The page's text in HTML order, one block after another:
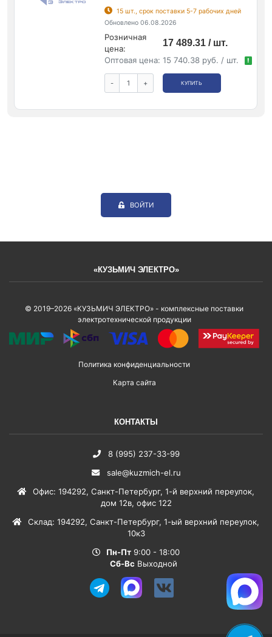
15 шт., срок поставки 5-7 рабочих дней
Обновлено 06.08.2026
Розничная
цена:
17 489.31 / шт.
Оптовая цена: 15 740.38 руб. / шт. !
- + КУПИТЬ
ВОЙТИ
«КУЗЬМИЧ ЭЛЕКТРО»
© 2019–2026 «КУЗЬМИЧ ЭЛЕКТРО» - комплексные поставки
электротехнической продукции
Политика конфиденциальности
Карта сайта
КОНТАКТЫ
8 (995) 237-33-99
sale@kuzmich-el.ru
Офис: 194292, Санкт-Петербург, 1-й верхний переулок,
дом 12в, офис 122
Склад: 194292, Санкт-Петербург, 1-ый верхний переулок,
10к3
Пн-Пт 9:00 - 18:00
Сб-Вс Выходной